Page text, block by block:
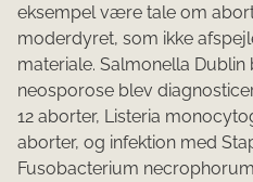
eksempel være tale om
moderdyret, som ikke
materiale. Salmonella Dublin
neosporose blev
12 aborter, Listeria
aborter, og infektion med
Fusobacterium